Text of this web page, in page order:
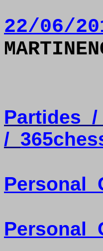
22/06/
Partides /
/
Personal
Personal